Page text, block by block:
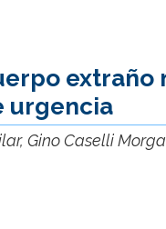
extraño
urgencia
Gino Caselli